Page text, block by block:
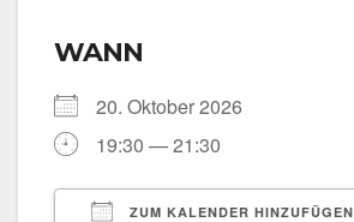
WANN
20. Okto­ber 2026
19:30 — 21:30
ZUM KALENDER HINZUFÜGEN